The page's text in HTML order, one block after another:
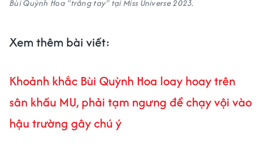
Bùi Quỳnh Hoa "trắng tay" tại Miss Universe 2023.
Xem thêm bài viết:
Khoảnh khắc Bùi Quỳnh Hoa loay hoay trên
sân khấu MU, phải tạm ngưng để chạy vội vào
hậu trường gây chú ý